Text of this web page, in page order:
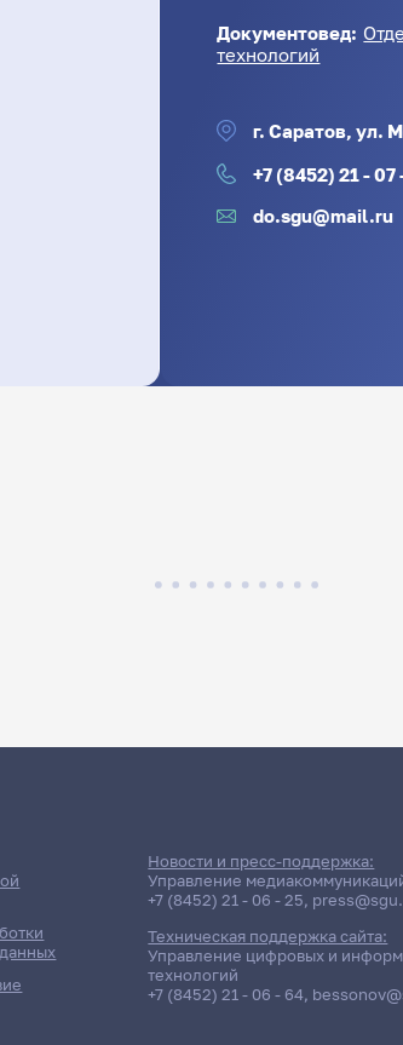
Документовед:
технологий
г. Саратов, ул.
+7 (8452) 21 - 07
do.sgu@mail.ru
Новости и пресс-поддержка:
Управление
+7 (8452) 21 - 06 - 25,
Техническая поддержка сайта:
Управление цифровых и
технологий
+7 (8452) 21 - 06 - 64,